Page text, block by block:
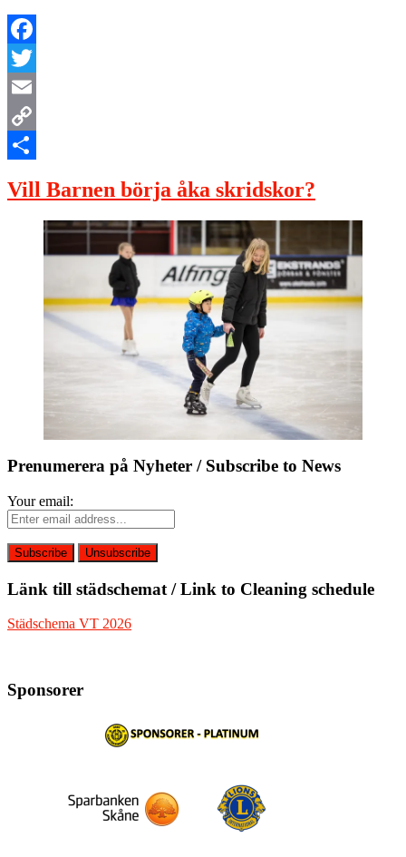
Facebook
Twitter
Email
Copy
Vill Barnen börja åka skridskor?
Prenumerera på Nyheter / Subscribe to News
Your email:
Länk till städschemat / Link to Cleaning schedule
Städschema VT 2026
Sponsorer